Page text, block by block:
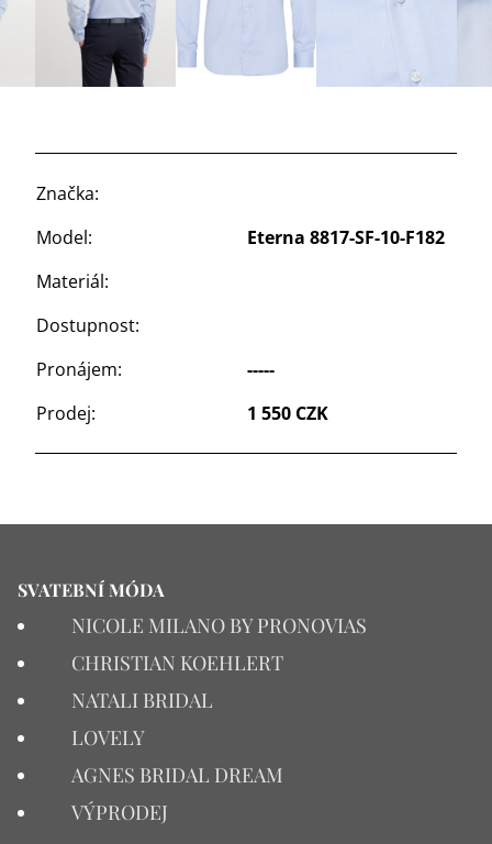
Značka:
Model:
Eterna 8817-SF-10-F182
Materiál:
Dostupnost:
Pronájem:
-----
Prodej:
1 550 CZK
SVATEBNÍ MÓDA
NICOLE MILANO BY PRONOVIAS
CHRISTIAN KOEHLERT
NATALI BRIDAL
LOVELY
AGNES BRIDAL DREAM
VÝPRODEJ